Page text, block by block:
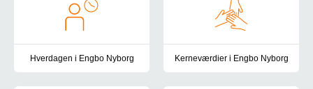
Hverdagen i Engbo Nyborg Kerneværdier i Engbo Nyborg